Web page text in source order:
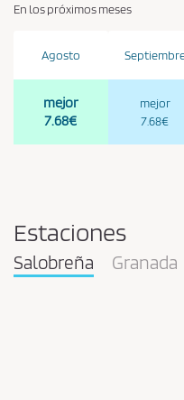
En los próximos meses
Agosto
mejor
7.68€
mejor
7.68€
Estaciones
Salobreña Granada